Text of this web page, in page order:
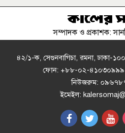
জিয়া"
মনপুরায়
সুন্দরবনে
পরিবারকে
সম্পাদক ও প্রকাশক:
৪২/১-ক, সেগুনবাগিচা, রমনা, ঢাকা-
ফোন: +৮৮-০২-
নিউজরুম:
ইমেইল: